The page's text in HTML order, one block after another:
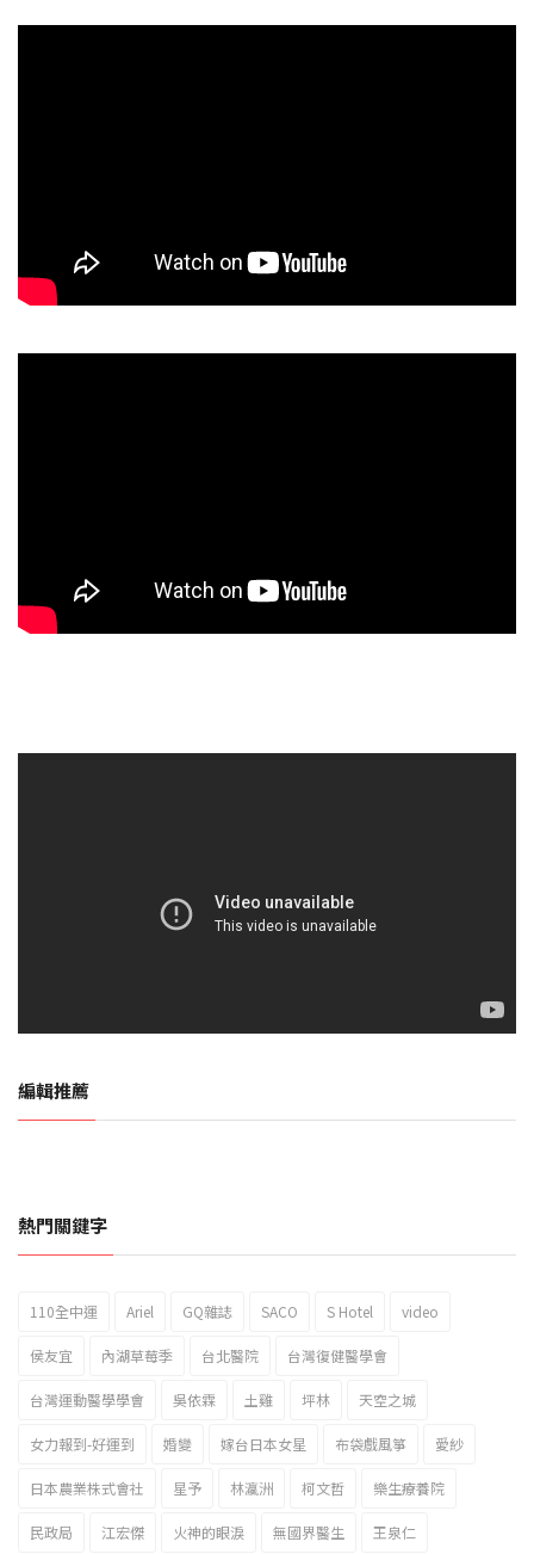
編輯推薦
2023新北市北海岸國際風箏節「風在石起」霸氣回歸
熱門關鍵字
110全中運 Ariel GQ雜誌 SACO S Hotel video
侯友宜 內湖草莓季 台北醫院 台灣復健醫學會
台灣運動醫學學會 吳依霖 土雞 坪林 天空之城
女力報到-好運到 婚變 嫁台日本女星 布袋戲風箏 愛紗
日本農業株式會社 星予 林瀛洲 柯文哲 樂生療養院
民政局 江宏傑 火神的眼淚 無國界醫生 王泉仁